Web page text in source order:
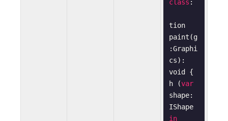
class :
tion
paint (g
:Graphi
cs
void
{
h (var
shape:
in